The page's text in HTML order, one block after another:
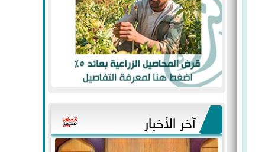
آخر الأخبار